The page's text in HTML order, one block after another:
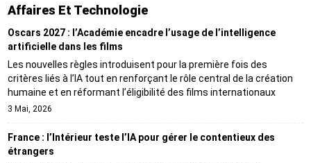
Affaires Et Technologie
Oscars 2027 : l’Académie encadre l’usage de l’intelligence
artificielle dans les films
Les nouvelles règles introduisent pour la première fois des
critères liés à l’IA tout en renforçant le rôle central de la création
humaine et en réformant l’éligibilité des films internationaux
3 Mai, 2026
France : l’Intérieur teste l’IA pour gérer le contentieux des
étrangers